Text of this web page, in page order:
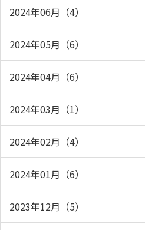
2024年06月（4）
2024年05月（6）
2024年04月（6）
2024年03月（1）
2024年02月（4）
2024年01月（6）
2023年12月（5）